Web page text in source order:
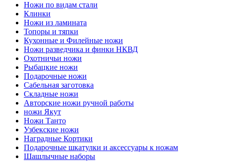
Ножи по видам стали
Клинки
Ножи из ламината
Топоры и тяпки
Кухонные и Филейные ножи
Ножи разведчика и финки НКВД
Охотничьи ножи
Рыбацкие ножи
Подарочные ножи
Сабельная заготовка
Складные ножи
Авторские ножи ручной работы
ножи Якут
Ножи Танто
Узбекские ножи
Наградные Кортики
Подарочные шкатулки и аксессуары к ножам
Шашлычные наборы